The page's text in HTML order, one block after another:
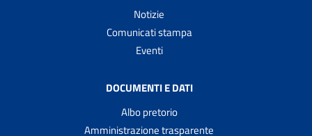
Notizie
Comunicati stampa
Eventi
DOCUMENTI E DATI
Albo pretorio
Amministrazione trasparente